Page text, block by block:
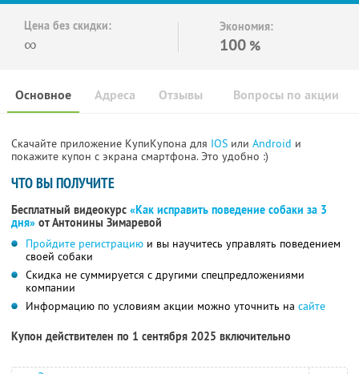
Цена без скидки:
∞
Экономия:
100 %
Основное Отзывы Вопросы по акции
Адреса
Скачайте приложение КупиКупона для IOS или Android и
покажите купон с экрана смартфона. Это удобно :)
ЧТО ВЫ ПОЛУЧИТЕ
Бесплатный видеокурс «Как исправить поведение собаки за 3
дня» от Антонины Зимаревой
Пройдите регистрацию и вы научитесь управлять поведением
своей собаки
Скидка не суммируется с другими спецпредложениями
компании
Информацию по условиям акции можно уточнить на сайте
Купон действителен по 1 сентября 2025 включительно